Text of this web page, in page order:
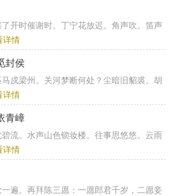
开时催谢时。丁宁花放迟。角声吹。笛声
详情
封侯
戍梁州。关河梦断何处？尘暗旧貂裘。胡
详情
青嶂
流。水声山色锁妆楼。往事思悠悠。云雨
详情
遍。再拜陈三愿：一愿郎君千岁，二愿妾